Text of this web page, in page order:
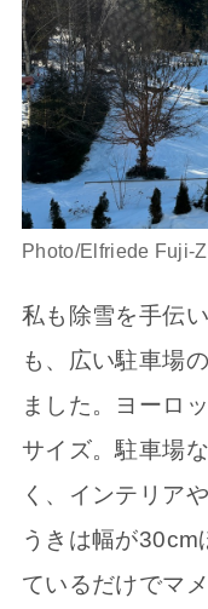
Photo/Elfriede Fuji-
私も除雪を手伝
も、広い駐車場
ました。ヨーロ
サイズ。駐車場
く、インテリア
うきは幅が30cm
ているだけでマ